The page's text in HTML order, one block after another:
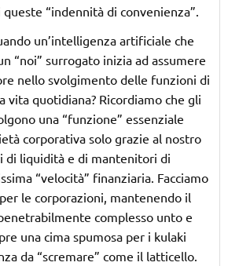
queste “indennità di convenienza”.
un’intelligenza artificiale che
“noi” surrogato inizia ad assumere
nello svolgimento delle funzioni di
vita quotidiana? Ricordiamo che gli
una “funzione” essenziale
corporativa solo grazie al nostro
di liquidità e di mantenitori di
“velocità” finanziaria. Facciamo
le corporazioni, mantenendo il
complesso unto e
una cima spumosa per i kulaki
da “scremare” come il latticello.